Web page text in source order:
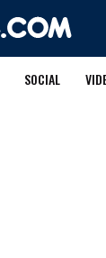
SOCIAL